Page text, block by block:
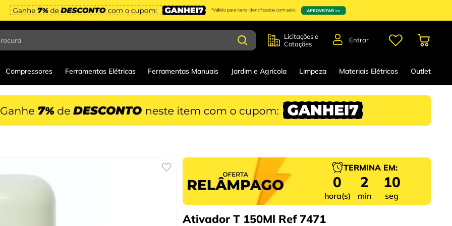
Licitações e
Cotações
Entrar
Compressores Ferramentas Elétricas Ferramentas Manuais Jardim e Agrícola Limpeza Materiais Elétricos Outlet
TERMINA EM:
0
hora(s)
2
min
9
seg
Ativador T 150Ml Ref 7471